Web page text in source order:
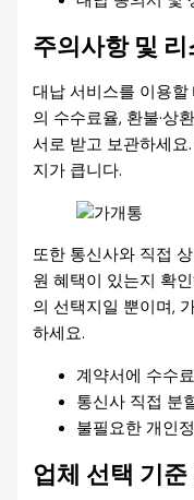
주의사항 및
대납 서비스를 이용
의 수수료율, 환불·상
서로 받고 보관하세
지가 큽니다.
또한 통신사와 직접
원 혜택이 있는지 확
의 선택지일 뿐이며,
하세요.
계약서에 수수
통신사 직접 분
불필요한 개인
업체 선택 기